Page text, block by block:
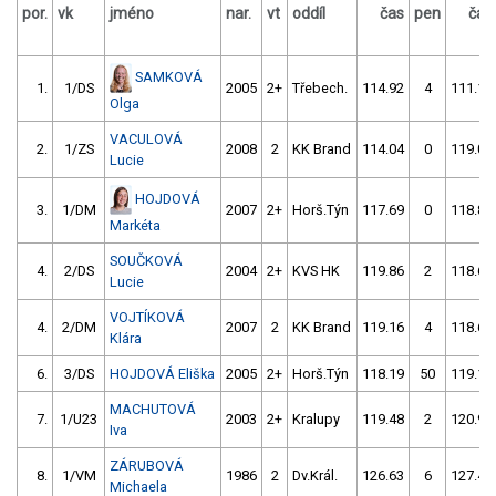
por. vk jméno nar. vt oddíl čas pen čas
1. 1/DS
SAMKOVÁ
Olga
2005 2+ Třebech. 114.92 4 111.18
2. 1/ZS
VACULOVÁ
Lucie
2008 2 KK Brand 114.04 0 119.05
3. 1/DM
HOJDOVÁ
Markéta
2007 2+ Horš.Týn 117.69 0 118.86
4. 2/DS
SOUČKOVÁ
Lucie
2004 2+ KVS HK 119.86 2 118.62
4. 2/DM
VOJTÍKOVÁ
Klára
2007 2 KK Brand 119.16 4 118.62
6. 3/DS HOJDOVÁ Eliška 2005 2+ Horš.Týn 118.19 50 119.18
7. 1/U23
MACHUTOVÁ
Iva
2003 2+ Kralupy 119.48 2 120.98
8. 1/VM
ZÁRUBOVÁ
Michaela
1986 2 Dv.Král. 126.63 6 127.46